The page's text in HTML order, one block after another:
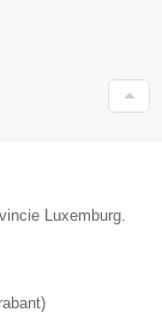
Luxemburg.
)